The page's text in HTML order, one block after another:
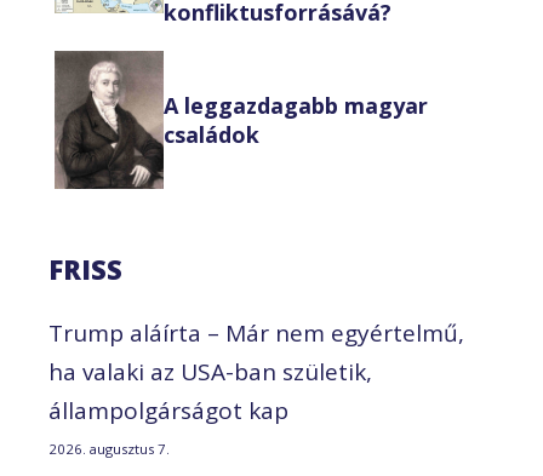
konfliktusforrásává?
A leggazdagabb magyar
családok
FRISS
Trump aláírta – Már nem egyértelmű,
ha valaki az USA-ban születik,
állampolgárságot kap
2026. augusztus 7.